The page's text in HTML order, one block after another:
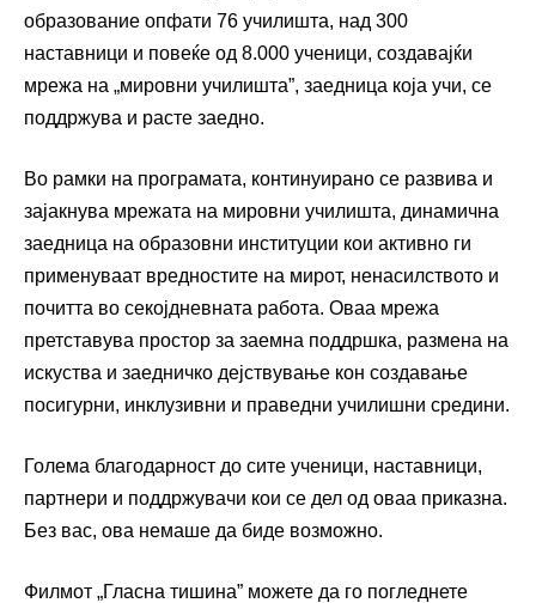
образование опфати 76 училишта, над 300
наставници и повеќе од 8.000 ученици, создавајќи
мрежа на „мировни училишта”, заедница која учи, се
поддржува и расте заедно.
Во рамки на програмата, континуирано се развива и
зајакнува мрежата на мировни училишта, динамична
заедница на образовни институции кои активно ги
применуваат вредностите на мирот, ненасилството и
почитта во секојдневната работа. Оваа мрежа
претставува простор за заемна поддршка, размена на
искуства и заедничко дејствување кон создавање
посигурни, инклузивни и праведни училишни средини.
Голема благодарност до сите ученици, наставници,
партнери и поддржувачи кои се дел од оваа приказна.
Без вас, ова немаше да биде возможно.
Филмот „Гласна тишина” можете да го погледнете